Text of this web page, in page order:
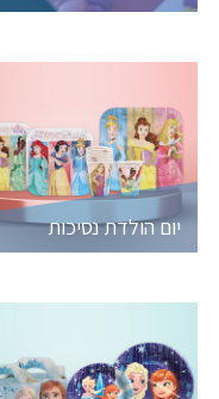
יום הולדת נסיכות